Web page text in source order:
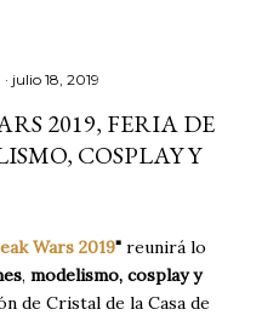
julio 18, 2019
2019, FERIA DE
COSPLAY Y
Wars 2019" reunirá lo
, modelismo, cosplay y
de Cristal de la Casa de